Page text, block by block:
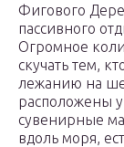
Фигового
пассивного
Огромное
скучать тем,
лежанию на
расположены
сувенирные
вдоль моря,